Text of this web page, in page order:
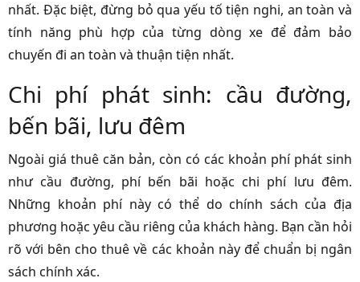
nhất. Đặc biệt, đừng bỏ qua yếu tố tiện nghi, an toàn và
tính năng phù hợp của từng dòng xe để đảm bảo
chuyến đi an toàn và thuận tiện nhất.
Chi phí phát sinh: cầu đường,
bến bãi, lưu đêm
Ngoài giá thuê căn bản, còn có các khoản phí phát sinh
như cầu đường, phí bến bãi hoặc chi phí lưu đêm.
Những khoản phí này có thể do chính sách của địa
phương hoặc yêu cầu riêng của khách hàng. Bạn cần hỏi
rõ với bên cho thuê về các khoản này để chuẩn bị ngân
sách chính xác.